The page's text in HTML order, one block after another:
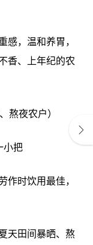
，温和养胃，
香、上年纪的农
熬夜农户）
小把
时饮用最佳，
天田间暴晒、熬